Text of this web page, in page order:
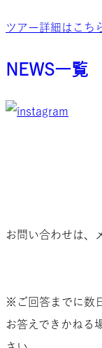
ツアー詳細はこち
NEWS一覧
お問い合わせは、
※ご回答までに数
お答えできかねる